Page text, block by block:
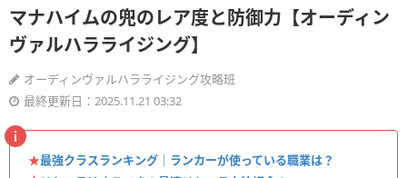
マナハイムの兜のレア度と防御力【オーディン
ヴァルハラライジング】
オーディンヴァルハラライジング攻略班
最終更新日：2025.11.21 03:32
★最強クラスランキング｜ランカーが使っている職業は？